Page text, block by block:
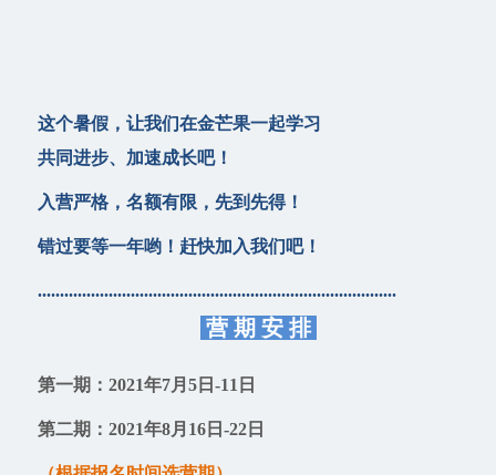
这个暑假，让我们在金芒果一起学习
共同进步、加速成长吧！
入营严格，名额有限，先到先得！
错过要等一年哟！ 赶快加入我们吧！
.................................................................................
营 期 安 排
第一期：2021年7月5日-11日
第二期：2021年8月16日-22日